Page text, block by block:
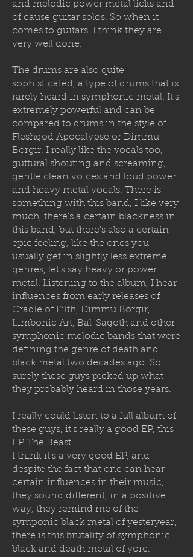
and melodic power metal licks and
of cause guitar solos. So when it
comes to guitars, I think they are
very well done.
The drums are also quite
sophisticated, a type of drums that is
rarely heard in symphonic metal. It's
extremely powerful and can be
compared to drums in the style of
Fleshgod Apocalypse or Dimmu
Borgir. I really like the vocals too,
guttural shouting and screaming,
gentle clean voices and loud power
and heavy metal vocals. There is
something with this band, I like very
much, there's a certain blackness in
this band, but there's also a certain
epic feeling, like the ones you
usually get in slightly less extreme
genres, let's say heavy or power
metal. Listening to the album, I hear
influences from early releases of
Cradle of Filth, Dimmu Borgir,
Limbonic Art, Bal-Sagoth and other
symphonic melodic bands that were
defining the genre of death and
black metal two decades ago. So
surely these guys picked up what
they probably heard in those years.
I really could listen to a full album of
these guys, it's really a good EP, this
EP The Beast.
I think it's a very good EP, and
despite the fact that one can hear
certain influences in their music,
they sound different, in a positive
way, they remind me of the
symponic black metal of yesteryear,
there is this brutality of symphonic
black and death metal of yore.